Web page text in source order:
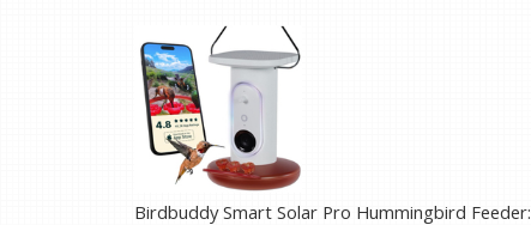
Birdbuddy Smart Solar Pro Hummingbird Feeder: